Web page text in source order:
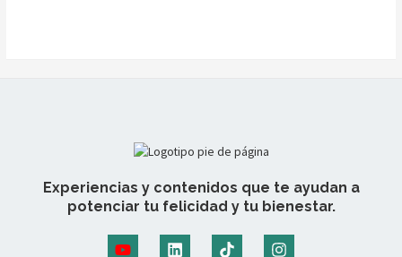
Experiencias y contenidos que te ayudan a
potenciar tu felicidad y tu bienestar.